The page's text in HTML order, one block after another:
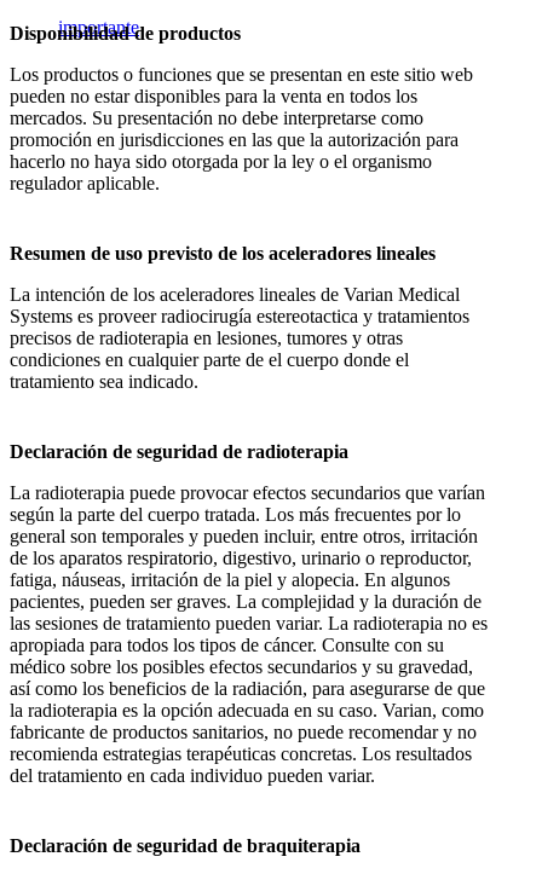
importante
Disponibilidad de productos
Los productos o funciones que se presentan en este sitio web
pueden no estar disponibles para la venta en todos los
mercados. Su presentación no debe interpretarse como
promoción en jurisdicciones en las que la autorización para
hacerlo no haya sido otorgada por la ley o el organismo
regulador aplicable.
Resumen de uso previsto de los aceleradores lineales
La intención de los aceleradores lineales de Varian Medical
Systems es proveer radiocirugía estereotactica y tratamientos
precisos de radioterapia en lesiones, tumores y otras
condiciones en cualquier parte de el cuerpo donde el
tratamiento sea indicado.
Declaración de seguridad de radioterapia
La radioterapia puede provocar efectos secundarios que varían
según la parte del cuerpo tratada. Los más frecuentes por lo
general son temporales y pueden incluir, entre otros, irritación
de los aparatos respiratorio, digestivo, urinario o reproductor,
fatiga, náuseas, irritación de la piel y alopecia. En algunos
pacientes, pueden ser graves. La complejidad y la duración de
las sesiones de tratamiento pueden variar. La radioterapia no es
apropiada para todos los tipos de cáncer. Consulte con su
médico sobre los posibles efectos secundarios y su gravedad,
así como los beneficios de la radiación, para asegurarse de que
la radioterapia es la opción adecuada en su caso. Varian, como
fabricante de productos sanitarios, no puede recomendar y no
recomienda estrategias terapéuticas concretas. Los resultados
del tratamiento en cada individuo pueden variar.
Declaración de seguridad de braquiterapia